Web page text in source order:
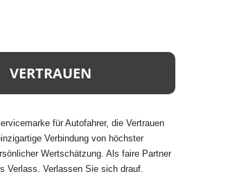
VERTRAUEN
für Autofahrer, die Vertrauen
Verbindung von höchster
Wertschätzung. Als faire Partner
Verlass. Verlassen Sie sich drauf.